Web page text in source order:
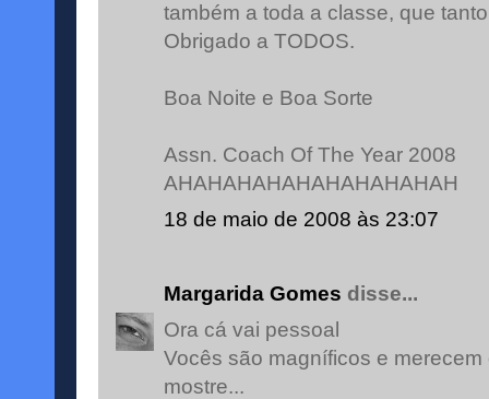
também a toda a classe, que
Obrigado a TODOS.
Boa Noite e Boa Sorte
Assn. Coach Of The Year 2008
AHAHAHAHAHAHAHAHAHAH
18 de maio de 2008 às 23:07
Margarida Gomes disse...
Ora cá vai pessoal
Vocês são magníficos e
mostre...